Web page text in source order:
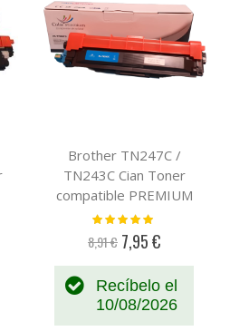
Brother TN247C /
TN243C Cian Toner
compatible PREMIUM
(2,3K)
Valoración:
8,91 € Precio
7,95 €
Recíbelo el
10/08/2026